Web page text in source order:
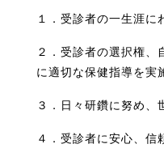
１．受診者の一生涯に
２．受診者の選択権、
に適切な保健指導を実
３．日々研鑽に努め、
４．受診者に安心、信